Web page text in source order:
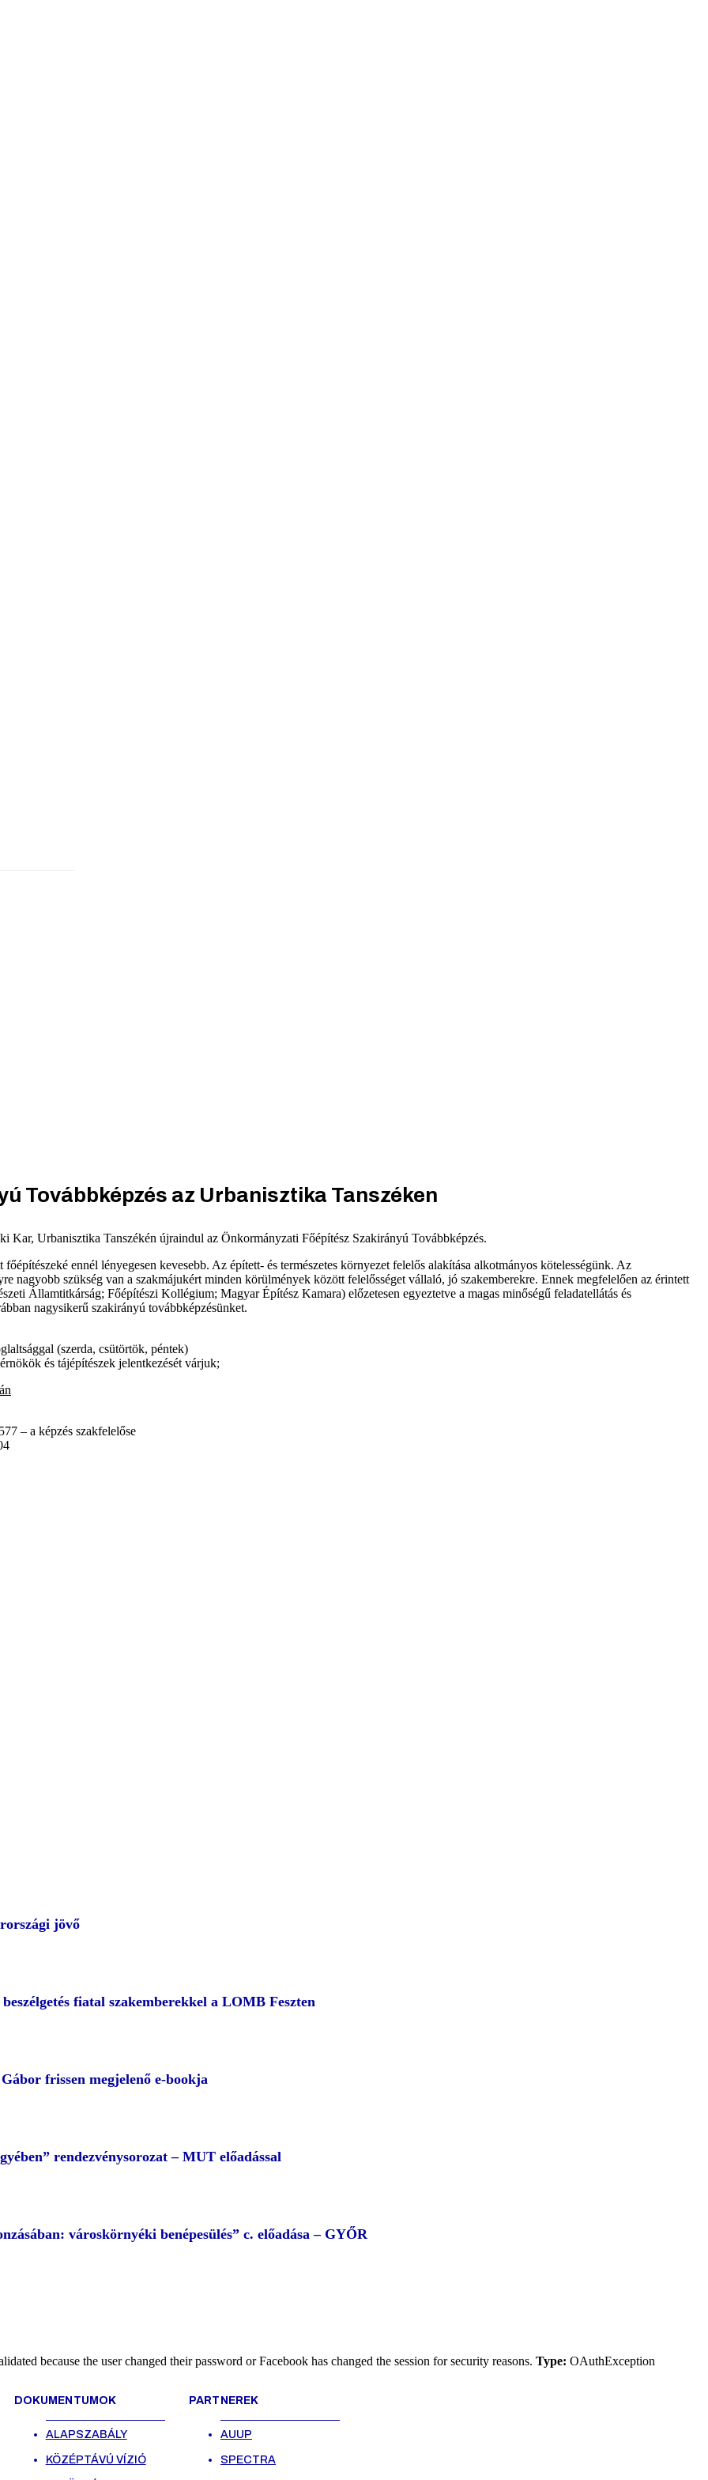
Továbbképzés az Urbanisztika Tanszéken
Kar, Urbanisztika Tanszékén újraindul az Önkormányzati Főépítész Szakirányú Továbbképzés.
ennél lényegesen kevesebb. Az épített- és természetes környezet felelős alakítása alkotmányos kötelességünk. Az
nagyobb szükség van a szakmájukért minden körülmények között felelősséget vállaló, jó szakemberekre. Ennek megfelelően az érintett
Államtitkárság; Főépítészi Kollégium; Magyar Építész Kamara) előzetesen egyeztetve a magas minőségű feladatellátás és
nagysikerű szakirányú továbbképzésünket.
(szerda, csütörtök, péntek)
és tájépítészek jelentkezését várjuk;
– a képzés szakfelelőse
jövő
fiatal szakemberekkel a LOMB Feszten
frissen megjelenő e-bookja
rendezvénysorozat – MUT előadással
városkörnyéki benépesülés” c. előadása – GYŐR
because the user changed their password or Facebook has changed the session for security reasons. Type: OAuthException
DOKUMENTUMOK
ALAPSZABÁLY
KÖZÉPTÁVÚ VÍZIÓ
PARTNEREK
AUUP
SPECTRA